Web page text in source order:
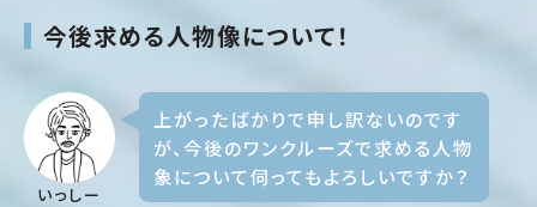
今後求める人物像について！
いっしー
上がったばかりで申し訳ないのです
が、今後のワンクルーズで求める人物
象について伺ってもよろしいですか？